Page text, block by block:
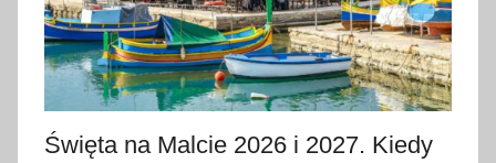
Święta na Malcie 2026 i 2027. Kiedy